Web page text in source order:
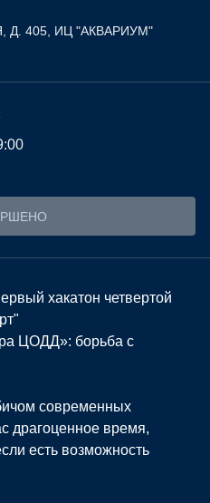
Д. 405, ИЦ "АКВАРИУМ"
хакатон четвертой
ЦОДД»: борьба с
современных
драгоценное время,
есть возможность